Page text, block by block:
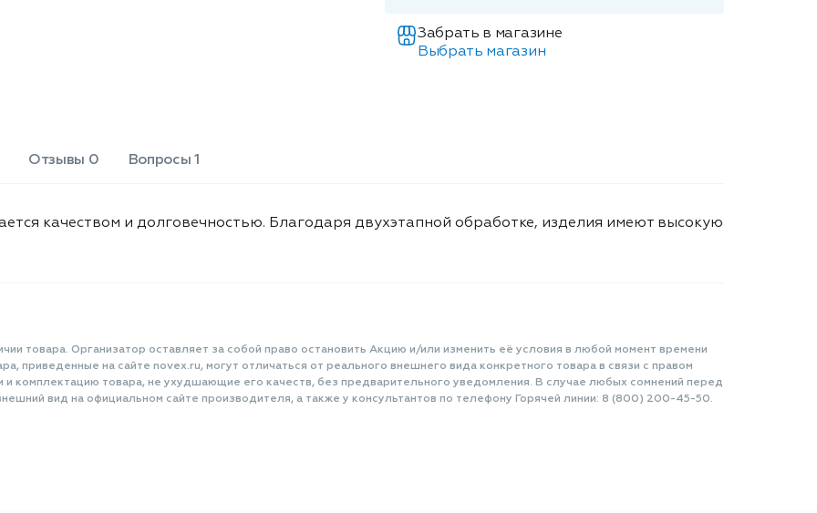
Забрать в магазине
Выбрать магазин
Отзывы 0 Вопросы 1
качеством и долговечностью. Благодаря двухэтапной обработке, изделия имеют высокую
товара. Организатор оставляет за собой право остановить Акцию и/или изменить её условия в любой момент времени
приведенные на сайте novex.ru, могут отличаться от реального внешнего вида конкретного товара в связи с правом
и комплектацию товара, не ухудшающие его качеств, без предварительного уведомления. В случае любых сомнений перед
вид на официальном сайте производителя, а также у консультантов по телефону Горячей линии: 8 (800) 200-45-50.